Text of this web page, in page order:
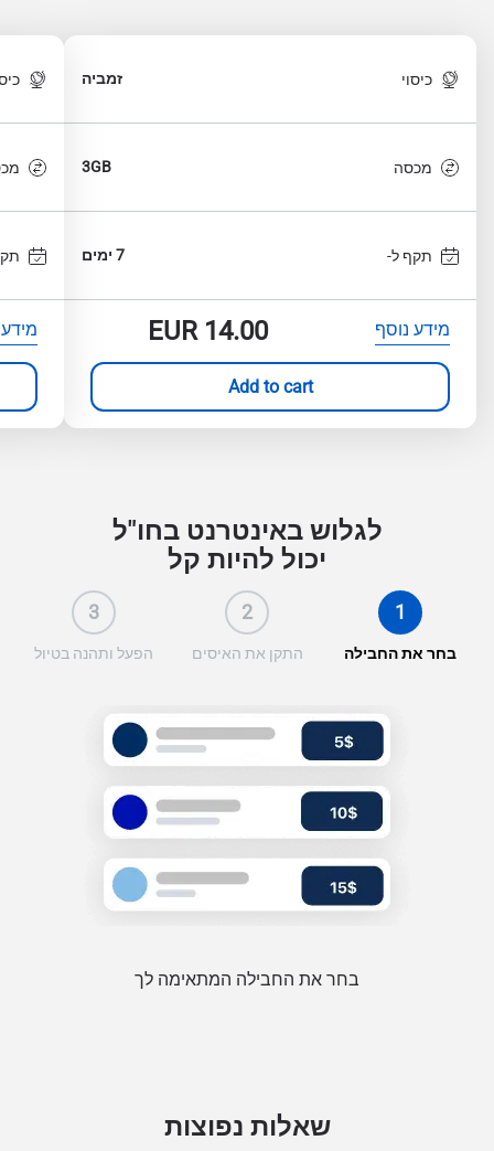
כיסוי זמביה
מכסה 3GB
תקף ל- 7 ימים
מידע נוסף EUR14.00
Add to cart
לגלוש באינטרנט בחו"ל
יכול להיות קל
1
בחר את החבילה
2
התקן את האיסים
3
הפעל ותהנה בטיול
בחר את החבילה המתאימה לך
שאלות נפוצות